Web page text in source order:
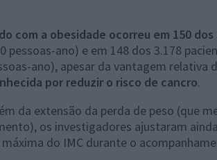
com a obesidade ocorreu em 150 dos
pessoas-ano) e em 148 dos 3.178
ano), apesar da vantagem relativa
por reduzir o risco de cancro.
da extensão da perda de peso (que
os investigadores ajustaram
do IMC durante o